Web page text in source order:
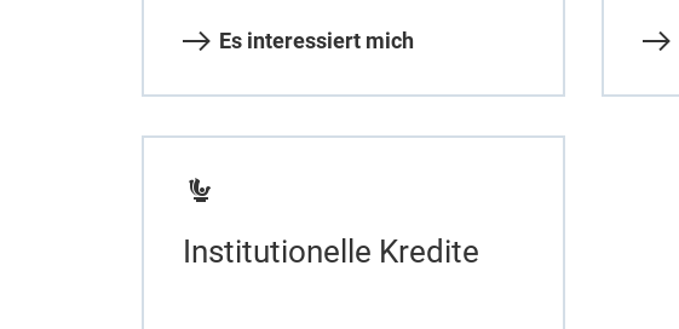
Es interessiert mich
Institutionelle Kredite